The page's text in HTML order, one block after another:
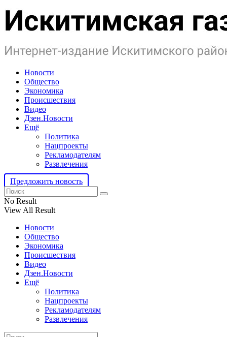
Новости
Общество
Экономика
Происшествия
Видео
Дзен.Новости
Ещё
Политика
Нацпроекты
Рекламодателям
Развлечения
Предложить новость
No Result
View All Result
Новости
Общество
Экономика
Происшествия
Видео
Дзен.Новости
Ещё
Политика
Нацпроекты
Рекламодателям
Развлечения